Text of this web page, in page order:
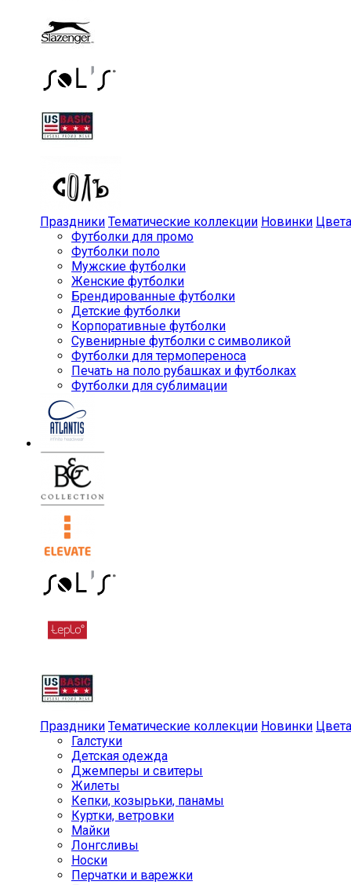
Праздники Тематические коллекции Новинки Цвета
Футболки для промо
Футболки поло
Мужские футболки
Женские футболки
Брендированные футболки
Детские футболки
Корпоративные футболки
Сувенирные футболки с символикой
Футболки для термопереноса
Печать на поло рубашках и футболках
Футболки для сублимации
Праздники Тематические коллекции Новинки Цвета
Галстуки
Детская одежда
Джемперы и свитеры
Жилеты
Кепки, козырьки, панамы
Куртки, ветровки
Майки
Лонгсливы
Носки
Перчатки и варежки